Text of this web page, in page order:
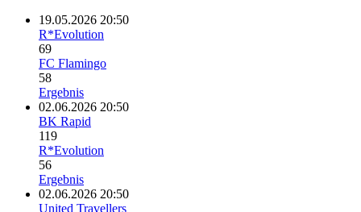
19.05.2026 20:50
R*Evolution
69
FC Flamingo
58
Ergebnis
02.06.2026 20:50
BK Rapid
119
R*Evolution
56
Ergebnis
02.06.2026 20:50
United Travellers